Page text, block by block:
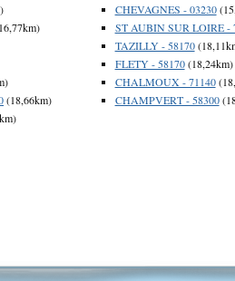
(18,66km)
CHEVAGNES - 03230
ST AUBIN SUR LOIRE -
TAZILLY - 58170
FLETY - 58170(18,24km)
CHALMOUX - 71140
CHAMPVERT - 58300